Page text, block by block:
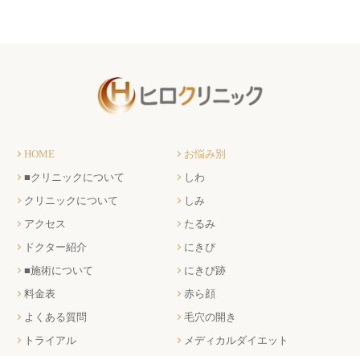
HOME
■クリニックについて
クリニックについて
アクセス
ドクター紹介
■施術について
料金表
よくある質問
トライアル
お悩み別
しわ
しみ
たるみ
にきび
にきび跡
赤ら顔
毛穴の開き
メディカルダイエット